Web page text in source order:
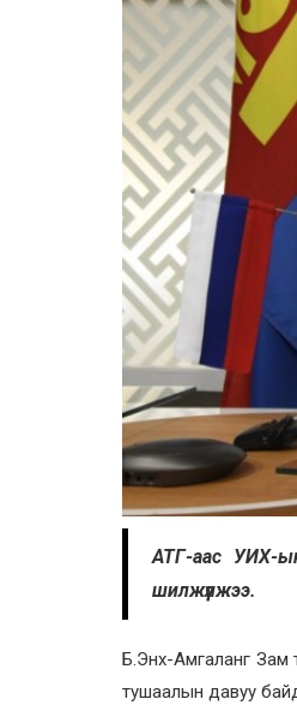
АТГ-аас УИХ-
шилжүүлжээ.
Б.Энх-Амгаланг Зам
тушаалын давуу